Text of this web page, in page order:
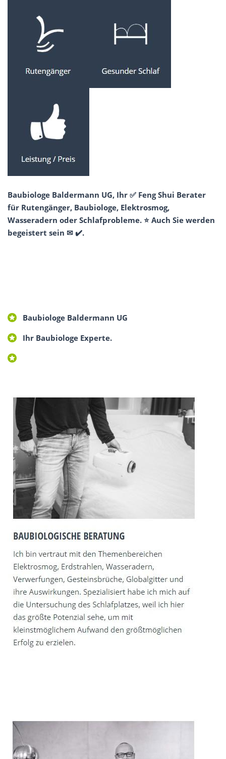
Baubiologe Baldermann UG, Ihr ✅ Feng Shui Berater
für Rutengänger, Baubiologe, Elektrosmog,
Wasseradern oder Schlafprobleme. ⭐ Auch Sie werden
begeistert sein ✉ ✔️.
Baubiologe Baldermann UG
Ihr Baubiologe Experte.